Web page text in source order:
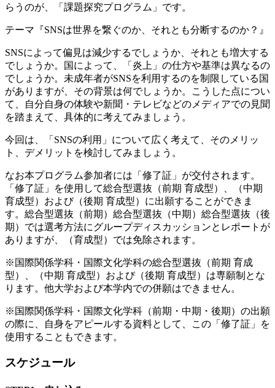
らうのが、「課題探究プログラム」です。
テーマ『SNSは世界を繋ぐのか、それとも分断するのか？』
SNSによって偏見は減少するでしょうか、それとも増大する
でしょうか。国によって、「炎上」の仕方や基準は異なるの
でしょうか。未成年者がSNSを利用するのを制限している国
がありますが、その背景は何でしょうか。こうした点につい
て、自分自身の体験や新聞・テレビなどのメディアでの見聞
を踏まえて、具体的に考えてみましょう。
今回は、「SNSの利用」について広く考えて、そのメリッ
ト、デメリットを検討してみましょう。
なお本プログラム参加者には「修了証」が交付されます。
「修了証」を使用して総合型選抜（前期 育成型）、（中期
育成型）および（後期 育成型）に出願することができま
す。総合型選抜（前期）総合型選抜（中期）総合型選抜（後
期）では選考方法にグループディスカッションとレポートが
ありますが、（育成型）では免除されます。
※国際関係学科・国際文化学科の総合型選抜（前期 育成
型）、（中期 育成型）および（後期 育成型）は専願制とな
ります。他大学および本学内での併願はできません。
※国際関係学科・国際文化学科（前期・中期・後期）の出願
の際に、自身をアピールする資料として、この「修了証」を
使用することもできます。
スケジュール